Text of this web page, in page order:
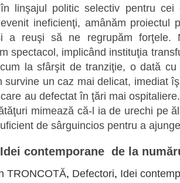
linşajul politic selectiv pentru cei
ineficienţi, amânăm proiectul
a reuşi să ne regrupăm forţele.
spectacol, implicând instituţia
la sfârşit de tranziţie, o dată
survine un caz mai delicat, imediat
au defectat în ţări mai
mimează că-l ia de urechi pe
de sârguincios pentru a
contemporane de la
TRONCOTĂ, Defectori, Idei